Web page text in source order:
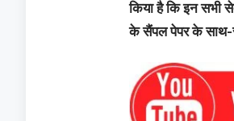
किया है कि इन सभी
के सैंपल पेपर के साथ-